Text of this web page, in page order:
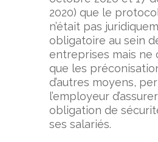
2020) que le
n’était pas
obligatoire au sein
entreprises mais ne
que les
d’autres moyens,
l’employeur
obligation de
ses salariés.